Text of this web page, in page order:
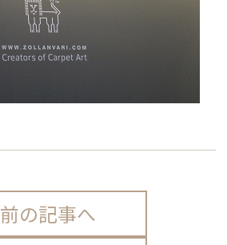
前の記事へ